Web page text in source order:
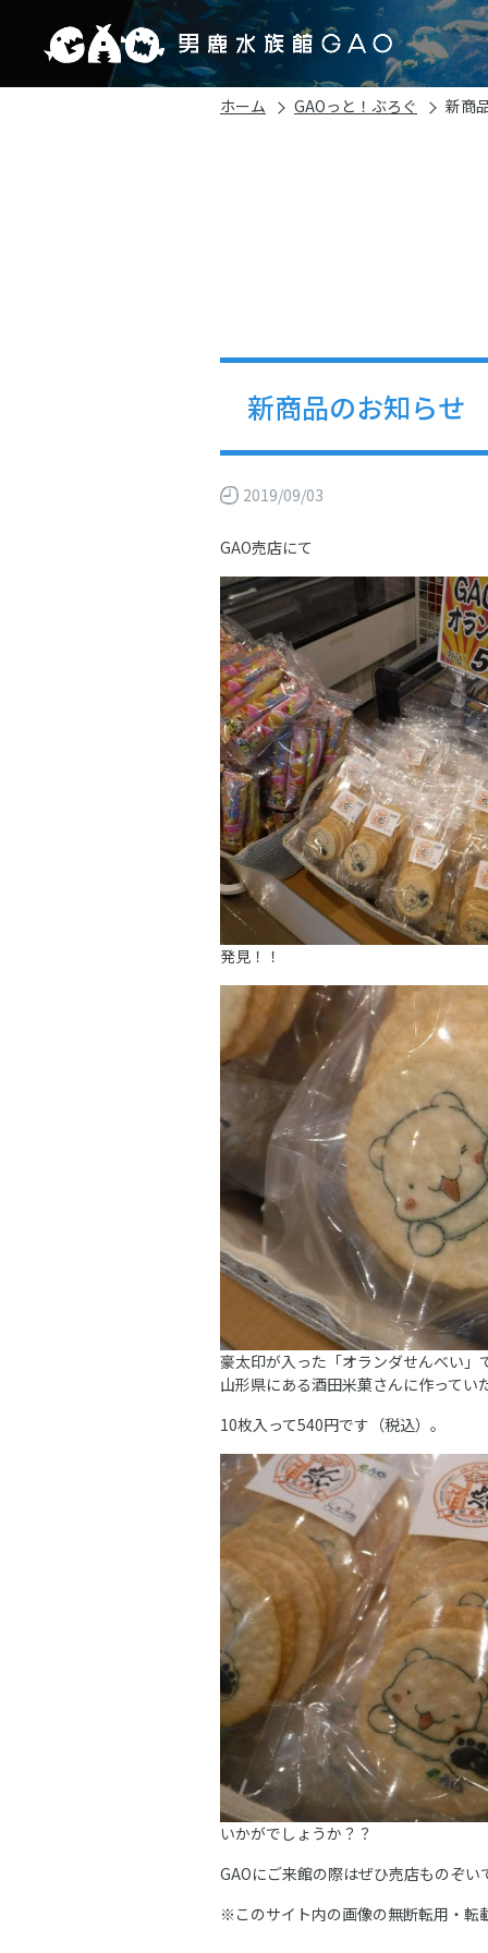
ホーム GAOっと！ぶろぐ 新商
新商品のお知らせ
2019/09/03
GAO売店にて
発見！！
豪太印が入った「オランダせんべい」
山形県にある酒田米菓さんに作ってい
10枚入って540円です（税込）。
いかがでしょうか？？
GAOにご来館の際はぜひ売店ものぞ
※このサイト内の画像の無断転用・転